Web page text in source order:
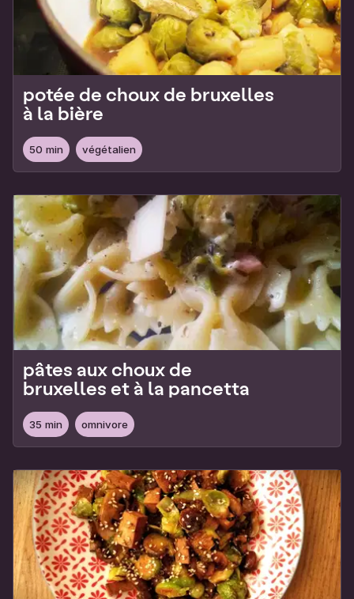
potée de choux de bruxelles
à la bière
50 min végétalien
pâtes aux choux de
bruxelles et à la pancetta
35 min omnivore